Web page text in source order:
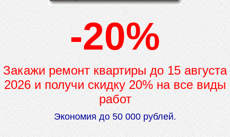
-20%
Закажи ремонт квартиры до15 августа
2026 и получи скидку 20% на все виды
работ
Экономия до 50 000 рублей.